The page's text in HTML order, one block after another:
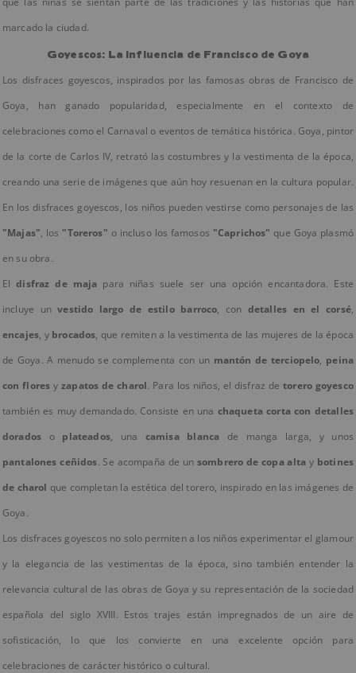
marcado la ciudad.
Goyescos: La Influencia de Francisco de Goya
Los disfraces goyescos, inspirados por las famosas obras de Francisco de
Goya, han ganado popularidad, especialmente en el contexto de
celebraciones como el Carnaval o eventos de temática histórica. Goya, pintor
de la corte de Carlos IV, retrató las costumbres y la vestimenta de la época,
creando una serie de imágenes que aún hoy resuenan en la cultura popular.
En los disfraces goyescos, los niños pueden vestirse como personajes de las
"Majas", los "Toreros" o incluso los famosos "Caprichos" que Goya plasmó
en su obra.
Eldisfraz de maja para niñas suele ser una opción encantadora. Este
incluye unvestido largo de estilo barroco, con detalles en el corsé,
encajes, y brocados, que remiten a la vestimenta de las mujeres de la época
de Goya. A menudo se complementa con un mantón de terciopelo, peina
con flores yzapatos de charol. Para los niños, el disfraz detorero goyesco
también es muy demandado. Consiste en una chaqueta corta con detalles
dorados o plateados, una camisa blanca de manga larga, y unos
pantalones ceñidos. Se acompaña de un sombrero de copa alta y botines
de charol que completan la estética del torero, inspirado en las imágenes de
Goya.
Los disfraces goyescos no solo permiten a los niños experimentar el glamour
y la elegancia de las vestimentas de la época, sino también entender la
relevancia cultural de las obras de Goya y su representación de la sociedad
española del siglo XVIII. Estos trajes están impregnados de un aire de
sofisticación, lo que los convierte en una excelente opción para
celebraciones de carácter histórico o cultural.